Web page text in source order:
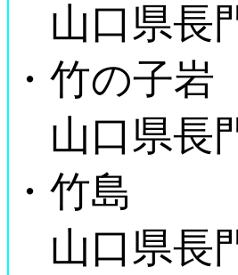
山口県長
・竹の子岩
山口県長
・竹島
山口県長